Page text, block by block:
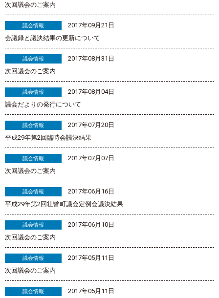
次回議会のご案内
議会情報
2017年09月21日
会議録と議決結果の更新について
議会情報
2017年08月31日
次回議会のご案内
議会情報
2017年08月04日
議会だよりの発行について
議会情報
2017年07月20日
平成29年第2回臨時会議決結果
議会情報
2017年07月07日
次回議会のご案内
議会情報
2017年06月16日
平成29年第2回壮瞥町議会定例会議決結果
議会情報
2017年06月10日
次回議会のご案内
議会情報
2017年05月11日
次回議会のご案内
議会情報
2017年05月11日